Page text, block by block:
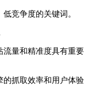
竞争度的关键词。
流量和精准度具有重要
的抓取效率和用户体验